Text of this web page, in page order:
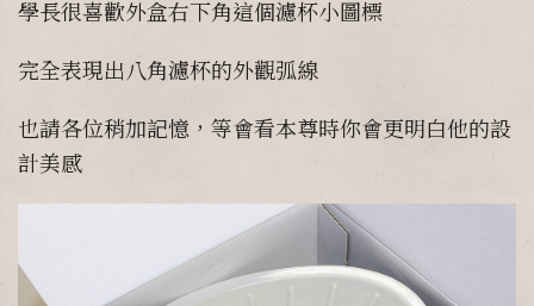
學長很喜歡外盒右下角這個濾杯小圖標
完全表現出八角濾杯的外觀弧線
也請各位稍加記憶，等會看本尊時你會更明白他的設
計美感